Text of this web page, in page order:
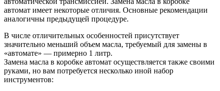
автомат имеет некоторые отличия. Основные рекомендации
аналогичны предыдущей процедуре.
В числе отличительных особенностей присутствует
значительно меньший объем масла, требуемый для замены в
«автомате» — примерно 1 литр.
Замена масла в коробке автомат осуществляется также своими
руками, но вам потребуется несколько иной набор
инструментов: